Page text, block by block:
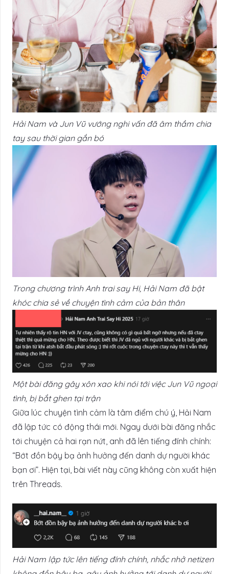
Hải Nam và Jun Vũ vướng nghi vấn đã âm thầm chia
tay sau thời gian gắn bó
Trong chương trình Anh trai say Hi, Hải Nam đã bật
khóc chia sẻ về chuyện tình cảm của bản thân
Một bài đăng gây xôn xao khi nói tới việc Jun Vũ ngoại
tình, bị bắt ghen tại trận
Giữa lúc chuyện tình cảm là tâm điểm chú ý, Hải Nam
đã lập tức có động thái mới. Ngay dưới bài đăng nhắc
tới chuyện cả hai rạn nứt, anh đã lên tiếng đính chính:
“Bớt đồn bậy bạ ảnh hưởng đến danh dự người khác
bạn ơi”. Hiện tại, bài viết này cũng không còn xuất hiện
trên Threads.
Hải Nam lập tức lên tiếng đính chính, nhắc nhở netizen